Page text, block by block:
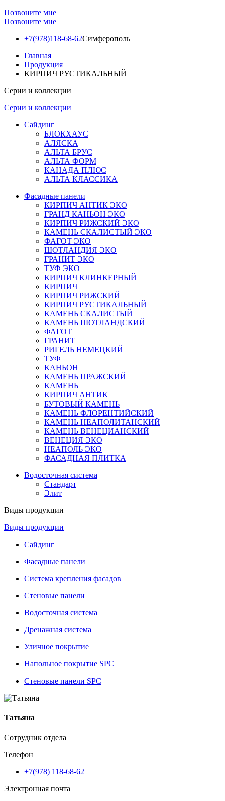
Позвоните мне
Позвоните мне
+7(978)118-68-62Симферополь
Главная
Продукция
КИРПИЧ РУСТИКАЛЬНЫЙ
Серии и коллекции
Серии и коллекции
Сайдинг
БЛОКХАУС
АЛЯСКА
АЛЬТА БРУС
АЛЬТА ФОРМ
КАНАДА ПЛЮС
АЛЬТА КЛАССИКА
Фасадные панели
КИРПИЧ АНТИК ЭКО
ГРАНД КАНЬОН ЭКО
КИРПИЧ РИЖСКИЙ ЭКО
КАМЕНЬ СКАЛИСТЫЙ ЭКО
ФАГОТ ЭКО
ШОТЛАНДИЯ ЭКО
ГРАНИТ ЭКО
ТУФ ЭКО
КИРПИЧ КЛИНКЕРНЫЙ
КИРПИЧ
КИРПИЧ РИЖСКИЙ
КИРПИЧ РУСТИКАЛЬНЫЙ
КАМЕНЬ СКАЛИСТЫЙ
КАМЕНЬ ШОТЛАНДСКИЙ
ФАГОТ
ГРАНИТ
РИГЕЛЬ НЕМЕЦКИЙ
ТУФ
КАНЬОН
КАМЕНЬ ПРАЖСКИЙ
КАМЕНЬ
КИРПИЧ АНТИК
БУТОВЫЙ КАМЕНЬ
КАМЕНЬ ФЛОРЕНТИЙСКИЙ
КАМЕНЬ НЕАПОЛИТАНСКИЙ
КАМЕНЬ ВЕНЕЦИАНСКИЙ
ВЕНЕЦИЯ ЭКО
НЕАПОЛЬ ЭКО
ФАСАДНАЯ ПЛИТКА
Водосточная система
Стандарт
Элит
Виды продукции
Виды продукции
Сайдинг
Фасадные панели
Система крепления фасадов
Стеновые панели
Водосточная система
Дренажная система
Уличное покрытие
Напольное покрытие SPC
Стеновые панели SPC
Татьяна
Сотрудник отдела
Телефон
+7(978) 118-68-62
Электронная почта